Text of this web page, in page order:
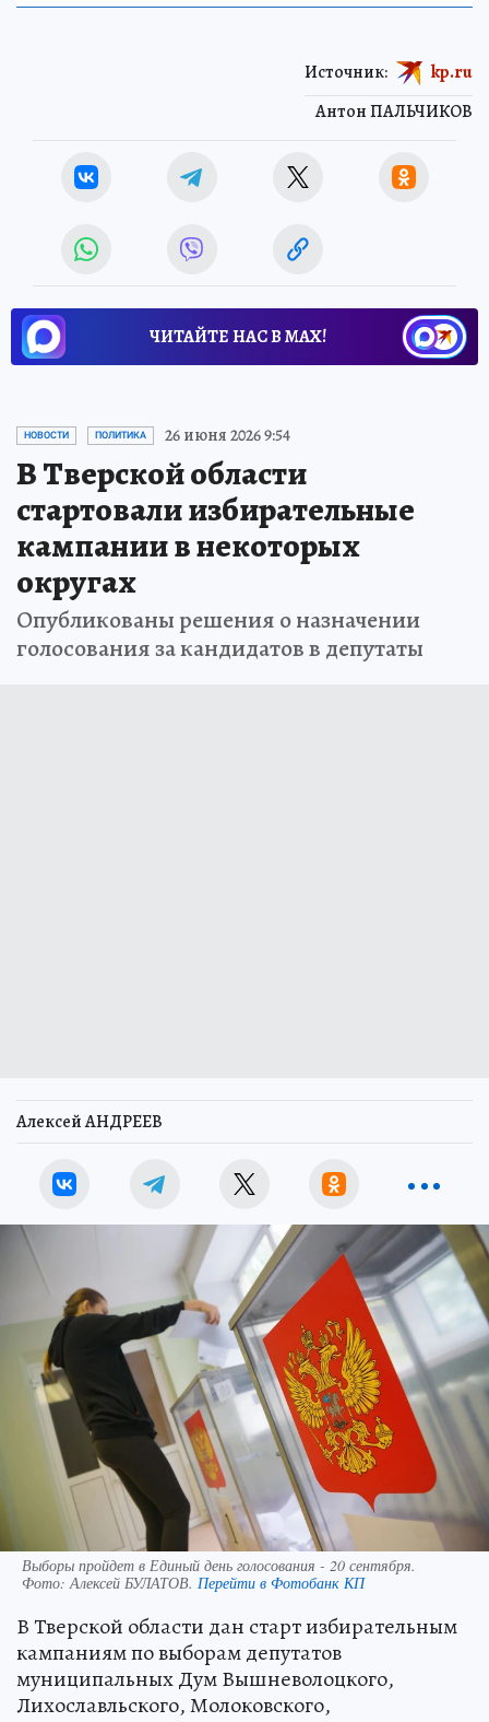
Антон ПАЛЬЧИКОВ
Источник: kp.ru
ЧИТАЙТЕ НАС В МАХ!
НОВОСТИ ПОЛИТИКА 26 июня 2026 9:54
В Тверской области
стартовали избирательные
кампании в некоторых
округах
Опубликованы решения о назначении
голосования за кандидатов в депутаты
Алексей АНДРЕЕВ
Выборы пройдет в Единый день голосования - 20 сентября.
Фото:Алексей БУЛАТОВ. Перейти в Фотобанк КП
В Тверской области дан старт избирательным
кампаниям по выборам депутатов
муниципальных Дум Вышневолоцкого,
Лихославльского, Молоковского,